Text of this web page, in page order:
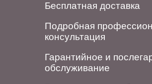
Бесплатная доставка
Подробная
консультация
Гарантийное и
обслуживание